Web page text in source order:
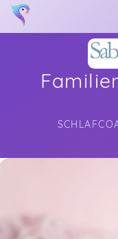
Soon you will learn